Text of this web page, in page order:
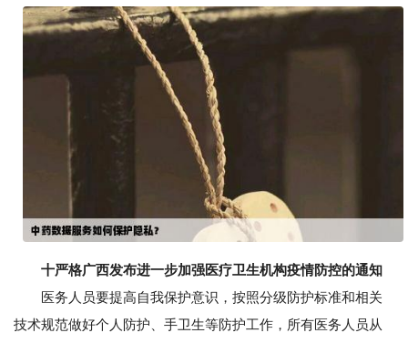
十严格广西发布进一步加强医疗卫生机构疫情防控的通知
医务人员要提高自我保护意识，按照分级防护标准和相关
技术规范做好个人防护、手卫生等防护工作，所有医务人员从